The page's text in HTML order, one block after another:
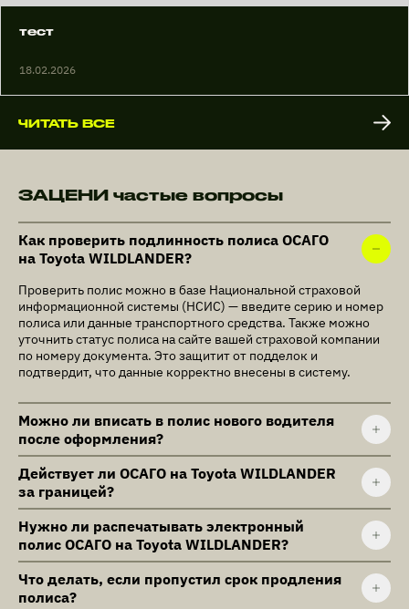
тест
18.02.2026
ЧИТАТЬ ВСЕ
ЗАЦЕНИ частые вопросы
Как проверить подлинность полиса ОСАГО
на Toyota WILDLANDER?
Проверить полис можно в базе Национальной страховой
информационной системы (НСИС) — введите серию и номер
полиса или данные транспортного средства. Также можно
уточнить статус полиса на сайте вашей страховой компании
по номеру документа. Это защитит от подделок и
подтвердит, что данные корректно внесены в систему.
Можно ли вписать в полис нового водителя
после оформления?
Действует ли ОСАГО на Toyota WILDLANDER
за границей?
Нужно ли распечатывать электронный
полис ОСАГО на Toyota WILDLANDER?
Что делать, если пропустил срок продления
полиса?